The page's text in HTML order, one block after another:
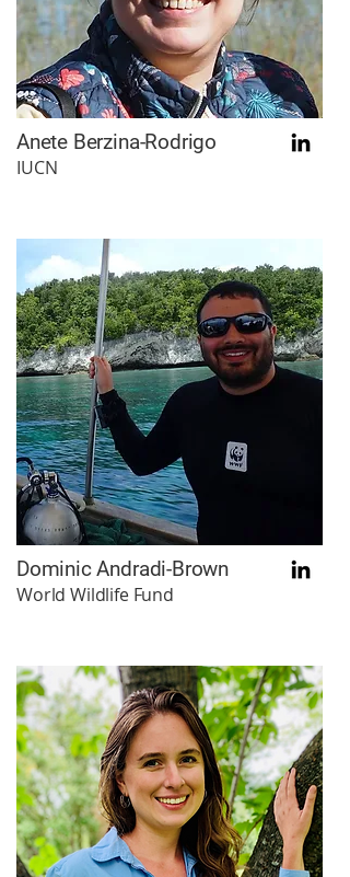
Anete Berzina-Rodrigo
IUCN
Dominic Andradi-Brown
World Wildlife Fund